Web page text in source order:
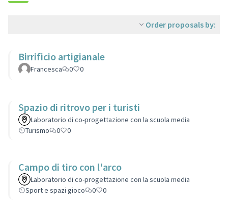
Order proposals by:
Birrificio artigianale
Francesca 0 0
Spazio di ritrovo per i turisti
Laboratorio di co-progettazione con la scuola media
Turismo
0 0
Campo di tiro con l'arco
Laboratorio di co-progettazione con la scuola media
Sport e spazi gioco
0 0